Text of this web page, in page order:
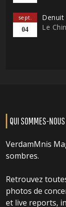
sept.
04
Denuit
Le
QUI SOMMES-
VerdamMnis
sombres.
Retrouvez
photos de
et live reports,